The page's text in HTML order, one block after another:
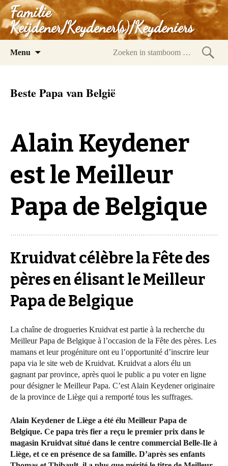
Familie
Keijdener/Keydener(s)/Keydeniers
Menu
Beste Papa van België
Alain Keydener
est le Meilleur
Papa de Belgique
Kruidvat célèbre la Fête des
pères en élisant le Meilleur
Papa de Belgique
La chaîne de drogueries Kruidvat est partie à la recherche du
Meilleur Papa de Belgique à l’occasion de la Fête des pères. Les
mamans et leur progéniture ont eu l’opportunité d’inscrire leur
papa via le site web de Kruidvat. Kruidvat a alors élu un
gagnant par province, après quoi le public a pu voter en ligne
pour désigner le Meilleur Papa. C’est Alain Keydener originaire
de la province de Liège qui a remporté tous les suffrages.
Alain Keydener de Liège a été élu Meilleur Papa de
Belgique. Ce papa très fier a reçu le premier prix dans le
magasin Kruidvat situé dans le centre commercial Belle-Ile à
Liège, et ce en présence de sa famille. D’après ses enfants